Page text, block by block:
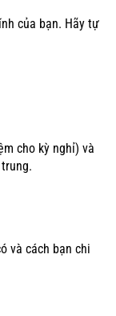
của bạn. Hãy tự
cho kỳ nghỉ) và
và cách bạn chi